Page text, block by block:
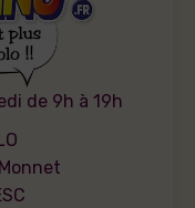
de 9h à 19h